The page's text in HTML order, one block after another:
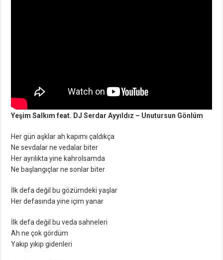
Yeşim Salkım feat. DJ Serdar Ayyıldız – Unutursun Gönlüm
Her gün aşklar ah kapımı çaldıkça
Ne sevdalar ne vedalar biter
Her ayrılıkta yine kahrolsamda
Ne başlangıçlar ne sonlar biter
İlk defa değil bu gözümdeki yaşlar
Her defasında yine içim yanar
İlk defa değil bu veda sahneleri
Ah ne çok gördüm
Yakıp yıkıp gidenleri